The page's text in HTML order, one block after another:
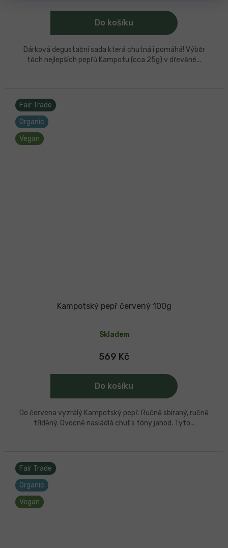
Do košíku
Dárková degustační sada která chutná i pomáhá! Výběr
těch nejlepších pepřů Kampotu (cca 25g) v dřevěné...
Fair Trade
Organic
Vegan
Kampotský pepř červený 100g
hodnocení
produktu
5,0
Skladem
569 Kč
Do košíku
Do červena vyzrálý Kampotský pepř. Ručně sbíraný, ručně
tříděný. Ovocně nasládlá chuť s tóny jahod. Tyto...
Fair Trade
Organic
Vegan